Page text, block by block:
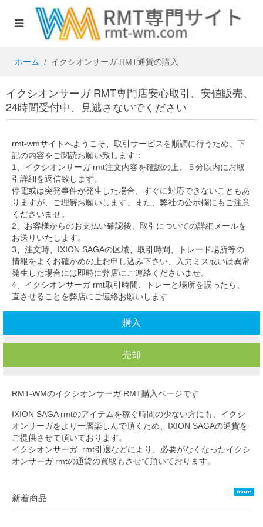
ホーム イクシオンサーガ RMT通貨の購入
イクシオンサーガ RMT専門店安心取引、安値販売、
24時間受付中、見逃さないでください
rmt-wmサイトへようこそ、取引サービスを順調に行うため、下
記の内容をご閲読お願い致します：
1、イクシオンサーガ rmt注文内容を確認の上、５分以内にお取
引詳細を返信致します。
停電或は突発事件が発生した場合、すぐに対応できないこともあ
りますが、ご理解お願いします、また、弊社の公示欄にもご注意
くださいませ。
2、お客様からのお支払い確認後、取引についての詳細メールを
お送りいたします。
3、注文時、IXION SAGAの区域、取引時間、トレード場所等の
情報をよくお確かめの上お申し込み下さい、入力ミス或いは異常
発生した場合には即時に弊店にご連絡くださいませ。
4、イクシオンサーガ rmt取引時間、トレーと場所を誤ったら、
直させることを弊店にご連絡お願いします
購入
売却
RMT-WMのイクシオンサーガ RMT購入ページです
IXION SAGA rmtのアイテムを稼ぐ時間の少ない方にも、イクシ
オンサーガをより一層楽しんで頂くため、IXION SAGAの通貨を
ご提供させて頂いております。
イクシオンサーガ rmt引退などにより、必要がなくなったイクシ
オンサーガ rmtの通貨の買取もさせて頂いております。
more
新着商品